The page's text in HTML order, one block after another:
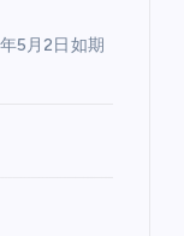
5月2日如期